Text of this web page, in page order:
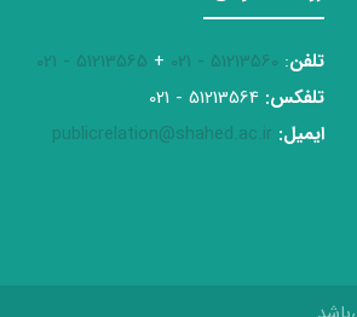
تلفن:
51213560 - 021
+
51213565 - 021
تلفکس:
ایمیل: publicrelation@shahed.ac.ir